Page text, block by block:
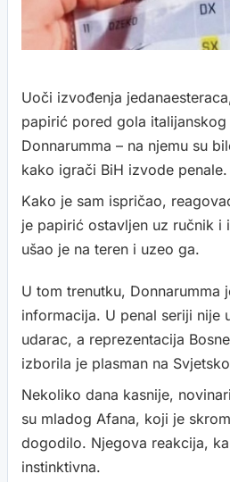
Uoči izvođenja
papirić pored gola italijanskog
Donnarumma – na njemu su
kako igrači BiH izvode penale.
Kako je sam ispričao,
je papirić ostavljen uz ručnik i
ušao je na teren i uzeo ga.
U tom trenutku, Donnarumma
informacija. U penal seriji nije
udarac, a reprezentacija
izborila je plasman na
Nekoliko dana kasnije,
su mladog Afana, koji je
dogodilo. Njegova reakcija,
instinktivna.